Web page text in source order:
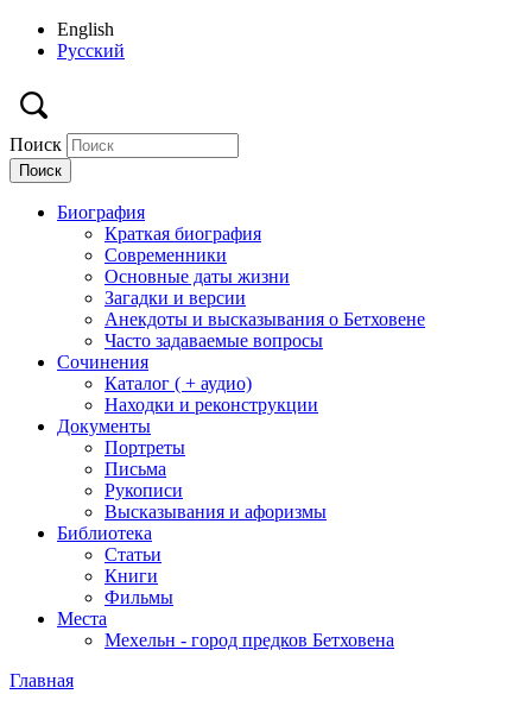
English
Русский
Поиск
Биография
Краткая биография
Современники
Основные даты жизни
Загадки и версии
Анекдоты и высказывания о Бетховене
Часто задаваемые вопросы
Сочинения
Каталог ( + аудио)
Находки и реконструкции
Документы
Портреты
Письма
Рукописи
Высказывания и афоризмы
Библиотека
Статьи
Книги
Фильмы
Места
Мехельн - город предков Бетховена
Главная